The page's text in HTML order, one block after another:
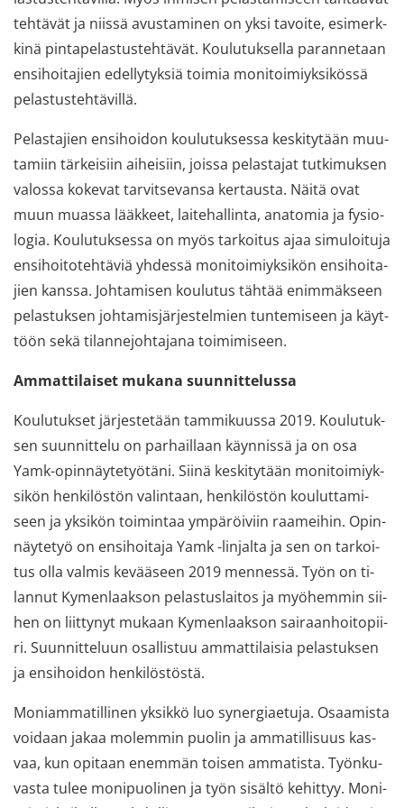
teh­tä­vät ja niis­sä avus­ta­mi­nen on yksi ta­voi­te, esi­merk­
ki­nä pin­ta­pe­las­tus­teh­tä­vät. Kou­lu­tuk­sel­la pa­ran­ne­taan
en­si­hoi­ta­jien edel­ly­tyk­siä toi­mia mo­ni­toi­miyk­si­kös­sä
pe­las­tus­teh­tä­vil­lä.
Pe­las­ta­jien en­si­hoi­don kou­lu­tuk­ses­sa kes­ki­ty­tään muu­
ta­miin tär­kei­siin ai­hei­siin, jois­sa pe­las­ta­jat tut­ki­muk­sen
va­los­sa ko­ke­vat tar­vit­se­van­sa ker­taus­ta. Näitä ovat
muun muas­sa lääk­keet, lai­te­hal­lin­ta, ana­to­mia ja fy­sio­
lo­gia. Kou­lu­tuk­ses­sa on myös tar­koi­tus ajaa si­mu­loi­tu­ja
en­si­hoi­to­teh­tä­viä yh­des­sä mo­ni­toi­miyk­si­kön en­si­hoi­ta­
jien kans­sa. Joh­ta­mi­sen kou­lu­tus täh­tää enim­mäk­seen
pe­las­tuk­sen joh­ta­mis­jär­jes­tel­mien tun­te­mi­seen ja käyt­
töön sekä ti­lan­ne­joh­ta­ja­na toi­mi­mi­seen.
Am­mat­ti­lai­set mu­ka­na suun­nit­te­lus­sa
Kou­lu­tuk­set jär­jes­te­tään tam­mi­kuus­sa 2019. Kou­lu­tuk­
sen suun­nit­te­lu on par­hail­laan käyn­nis­sä ja on osa
Yamk-​opinnäytetyötäni. Siinä kes­ki­ty­tään mo­ni­toi­miyk­
si­kön hen­ki­lös­tön va­lin­taan, hen­ki­lös­tön kou­lut­ta­mi­
seen ja yk­si­kön toi­min­taa ym­pä­röi­viin raa­mei­hin. Opin­
näy­te­työ on en­si­hoi­ta­ja Yamk -​linjalta ja sen on tar­koi­
tus olla val­mis ke­vää­seen 2019 men­nes­sä. Työn on ti­
lan­nut Ky­men­laak­son pe­las­tus­lai­tos ja myö­hem­min sii­
hen on liit­ty­nyt mu­kaan Ky­men­laak­son sai­raan­hoi­to­pii­
ri. Suun­nit­te­luun osal­lis­tuu am­mat­ti­lai­sia pe­las­tuk­sen
ja en­si­hoi­don hen­ki­lös­tös­tä.
Mo­niam­ma­til­li­nen yk­sik­kö luo sy­ner­giae­tu­ja. Osaa­mis­ta
voi­daan jakaa mo­lem­min puo­lin ja am­ma­til­li­suus kas­
vaa, kun opi­taan enem­män toi­sen am­ma­tis­ta. Työn­ku­
vas­ta tulee mo­ni­puo­li­nen ja työn si­säl­tö ke­hit­tyy. Mo­ni­